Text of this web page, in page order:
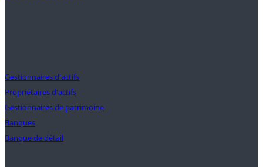
Gestionnaires d'actifs
Propriétaires d'actifs
Gestionnaires de patrimoine
Banques
Banque de détail